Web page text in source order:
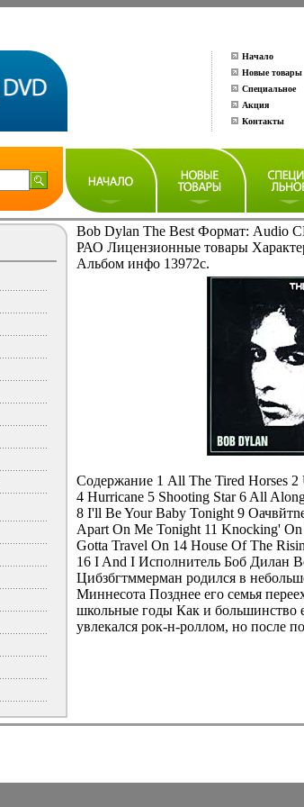
Начало
Новые товары
Специальное
Акция
Контакты
Bob Dylan The Best Формат: Audio
РАО Лицензионные товары
Альбом инфо 13972c.
Содержание 1 All The Tired Horses
4 Hurricane 5 Shooting Star 6 All
8 I'll Be Your Baby Tonight 9
Apart On Me Tonight 11 Knocking'
Gotta Travel On 14 House Of The
16 I And I Исполнитель Боб Дилан
Цибзбгтммерман родился в
Миннесота Позднее его семья
школьные годы Как и большинство
увлекался рок-н-роллом, но после